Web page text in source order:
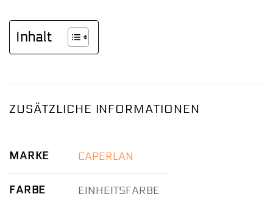
Inhalt
ZUSÄTZLICHE INFORMATIONEN
MARKE CAPERLAN
FARBE EINHEITSFARBE